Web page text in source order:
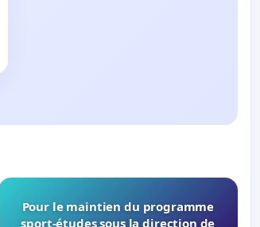
Pour le maintien du programme
sport-études sous la direction de